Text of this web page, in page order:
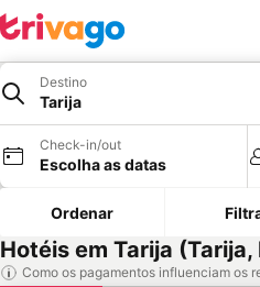
Destino
Tarija
Check-in/out
Escolha as datas
Ordenar
Hotéis em Tarija (Tarija,
Como os pagamentos influenciam os